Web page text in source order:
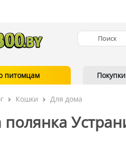
питомцам
Кошки Для дома